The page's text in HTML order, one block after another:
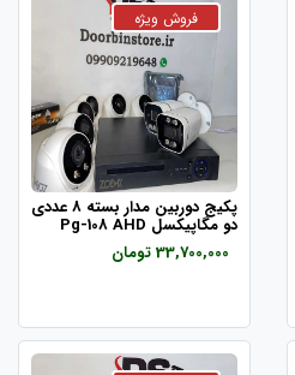
پکیج دوربین مدار بسته 8 عددی
دو مگاپیکسل Pg-108 AHD
33,700,000 تومان